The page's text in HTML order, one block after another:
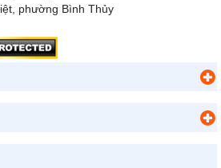
phường Bình Thủy